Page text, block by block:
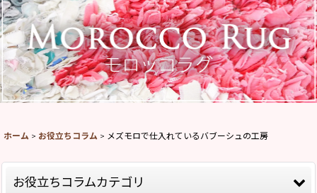
ホーム > お役立ちコラム > メズモロで仕入れているバブーシュの工房
お役立ちコラムカテゴリ